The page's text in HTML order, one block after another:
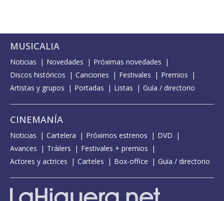
MUSICALIA
Noticias Novedades
Próximas novedades
Discos históricos
Canciones Festivales
Premios
Artistas y grupos
Portadas Listas Guía / directorio
CINEMANÍA
Noticias Cartelera Próximos estrenos
DVD
Avances
Tráilers
Festivales + premios
Actores y actrices
Carteles Box-office Guía / directorio